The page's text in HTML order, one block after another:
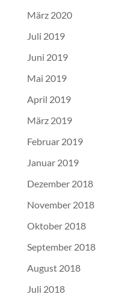
März 2020
Juli 2019
Juni 2019
Mai 2019
April 2019
März 2019
Februar 2019
Januar 2019
Dezember 2018
November 2018
Oktober 2018
September 2018
August 2018
Juli 2018